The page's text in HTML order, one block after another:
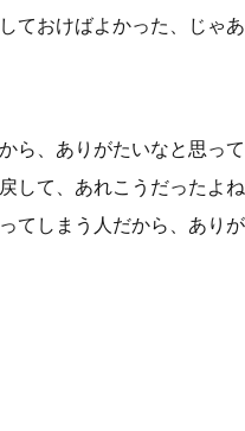
ておけばよかった、じゃ
ら、ありがたいなと思って
て、あれこうだったよね
てしまう人だから、あり